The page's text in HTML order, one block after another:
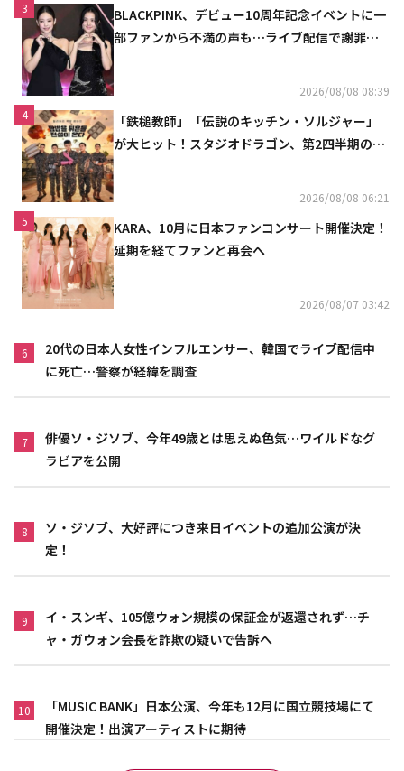
3
BLACKPINK、デビュー10周年記念イベントに一
部ファンから不満の声も…ライブ配信で謝罪
2026/08/08 08:39
4
「鉄槌教師」「伝説のキッチン・ソルジャー」
が大ヒット！スタジオドラゴン、第2四半期の売
2026/08/08 06:21
5
KARA、10月に日本ファンコンサート開催決定！
延期を経てファンと再会へ
2026/08/07 03:42
6
20代の日本人女性インフルエンサー、韓国でライブ配信中
に死亡…警察が経緯を調査
7
俳優ソ・ジソブ、今年49歳とは思えぬ色気…ワイルドなグ
ラビアを公開
8
ソ・ジソブ、大好評につき来日イベントの追加公演が決
定！
9
イ・スンギ、105億ウォン規模の保証金が返還されず…チ
ャ・ガウォン会長を詐欺の疑いで告訴へ
10
「MUSIC BANK」日本公演、今年も12月に国立競技場にて
開催決定！出演アーティストに期待